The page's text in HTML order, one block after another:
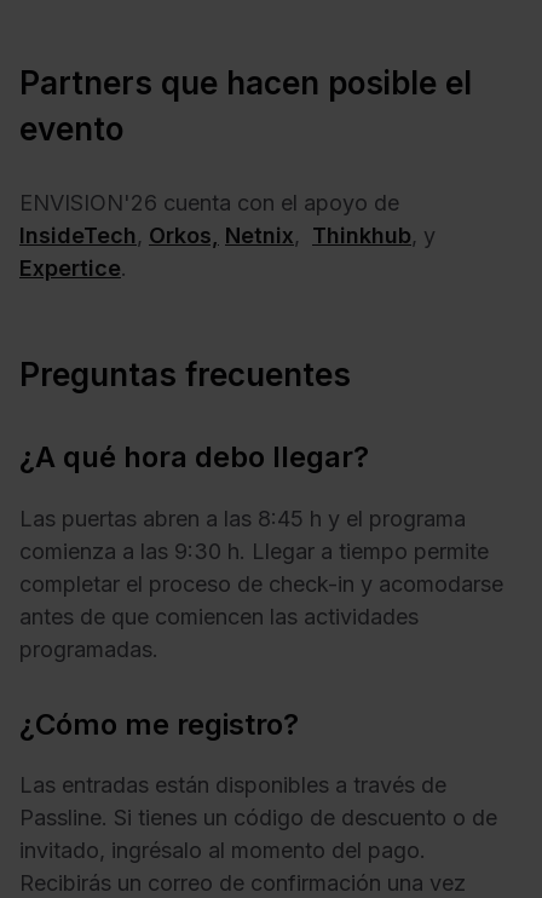
Partners que hacen posible el
evento
ENVISION'26 cuenta con el apoyo de
InsideTech, Orkos, Netnix, Thinkhub, y
Expertice.
Preguntas frecuentes
¿A qué hora debo llegar?
Las puertas abren a las 8:45 h y el programa
comienza a las 9:30 h. Llegar a tiempo permite
completar el proceso de check-in y acomodarse
antes de que comiencen las actividades
programadas.
¿Cómo me registro?
Las entradas están disponibles a través de
Passline. Si tienes un código de descuento o de
invitado, ingrésalo al momento del pago.
Recibirás un correo de confirmación una vez